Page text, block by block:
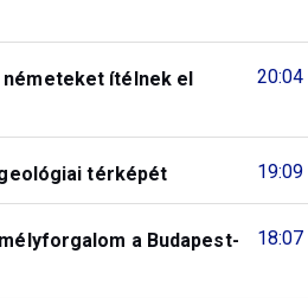
20:04
ítélnek el
19:09
térképét
18:07
a Budapest-